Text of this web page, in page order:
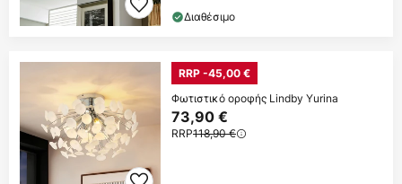
Διαθέσιμο
RRP -45,00 €
Φωτιστικό οροφής Lindby Yurina
73,90 €
RRP118,90 €